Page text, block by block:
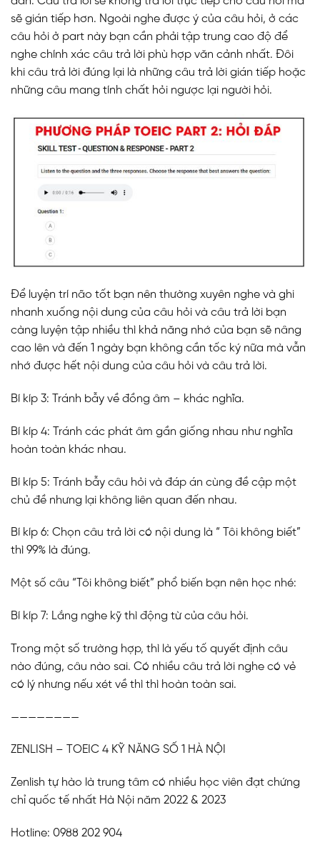
sẽ gián tiếp hơn. Ngoài nghe được ý của câu hỏi, ở các
câu hỏi ở part này bạn cần phải tập trung cao độ để
nghe chính xác câu trả lời phù hợp văn cảnh nhất. Đôi
khi câu trả lời đúng lại là những câu trả lời gián tiếp hoặc
những câu mang tính chất hỏi ngược lại người hỏi.
Để luyện trí não tốt bạn nên thường xuyên nghe và ghi
nhanh xuống nội dung của câu hỏi và câu trả lời bạn
càng luyện tập nhiều thì khả năng nhớ của bạn sẽ nâng
cao lên và đến 1 ngày bạn không cần tốc ký nữa mà vẫn
nhớ được hết nội dung của câu hỏi và câu trả lời.
Bí kíp 3: Tránh bẫy về đồng âm – khác nghĩa.
Bí kíp 4: Tránh các phát âm gần giống nhau như nghĩa
hoàn toàn khác nhau.
Bí kíp 5: Tránh bẫy câu hỏi và đáp án cùng đề cập một
chủ đề nhưng lại không liên quan đến nhau.
Bí kíp 6: Chọn câu trả lời có nội dung là “ Tôi không biết”
thì 99% là đúng.
Một số câu “Tôi không biết” phổ biến bạn nên học nhé:
Bí kíp 7: Lắng nghe kỹ thì động từ của câu hỏi.
Trong một số trường hợp, thì là yếu tố quyết định câu
nào đúng, câu nào sai. Có nhiều câu trả lời nghe có vẻ
có lý nhưng nếu xét về thì thì hoàn toàn sai.
————————
ZENLISH – TOEIC 4 KỸ NĂNG SỐ 1 HÀ NỘI
Zenlish tự hào là trung tâm có nhiều học viên đạt chứng
chỉ quốc tế nhất Hà Nội năm 2022 & 2023
Hotline: 0988 202 904